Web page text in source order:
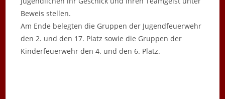
Beweis stellen.
Am Ende belegten die Gruppen der Jugendfeuerwehr
den 2. und den 17. Platz sowie die Gruppen der
Kinderfeuerwehr den 4. und den 6. Platz.